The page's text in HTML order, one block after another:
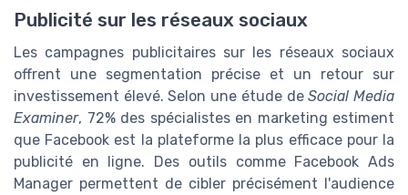
Publicité sur les réseaux sociaux
Les campagnes publicitaires sur les réseaux sociaux
offrent une segmentation précise et un retour sur
investissement élevé. Selon une étude deSocial Media
Examiner, 72% des spécialistes en marketing estiment
que Facebook est la plateforme la plus efficace pour la
publicité en ligne. Des outils comme Facebook Ads
Manager permettent de cibler précisément l'audience